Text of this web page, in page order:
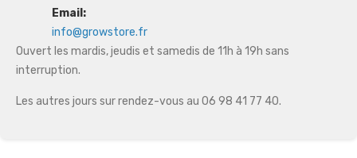
Email:
info@growstore.fr
Ouvert les mardis, jeudis et samedis de 11h à 19h sans
interruption.
Les autres jours sur rendez-vous au 06 98 41 77 40.